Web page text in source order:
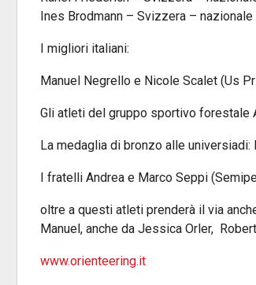
Ines Brodmann – Svizzera – nazionale
I migliori italiani:
Manuel Negrello e Nicole Scalet (Us
Gli atleti del gruppo sportivo forestale
La medaglia di bronzo alle
I fratelli Andrea e Marco Seppi
oltre a questi atleti prenderà il via
Manuel, anche da Jessica Orler,
www.orienteering.it